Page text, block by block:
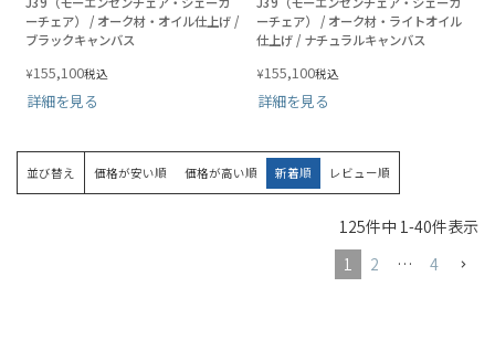
ーチェア） / オーク材・オイル仕上げ /
ブラックキャンバス
¥155,100税込
詳細を見る
ーチェア） / オーク材・ライトオイル
仕上げ / ナチュラルキャンバス
¥155,100税込
詳細を見る
並び替え 価格が安い順 価格が高い順 新着順 レビュー順
125件中 1 -40件表示
1
2 … 4